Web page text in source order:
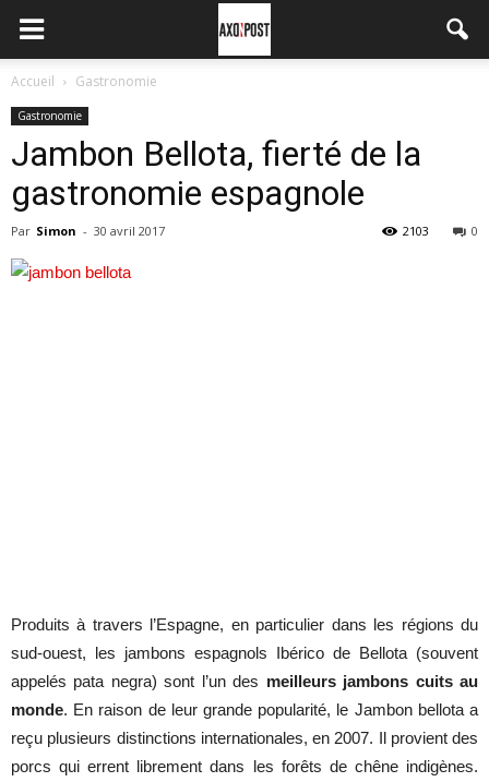
Accueil Gastronomie
Gastronomie
Jambon Bellota, fierté de la
gastronomie espagnole
Par Simon - 30 avril 2017 0
2103
Produits à travers l’Espagne, en particulier dans les régions du
sud-ouest, les jambons espagnols Ibérico de Bellota (souvent
appelés pata negra) sont l’un des meilleurs jambons cuits au
monde. En raison de leur grande popularité, le Jambon bellota a
reçu plusieurs distinctions internationales, en 2007. Il provient des
porcs qui errent librement dans les forêts de chêne indigènes.